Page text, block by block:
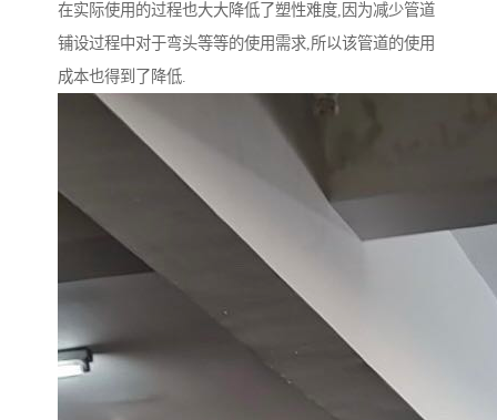
在实际使用的过程也大大降低了塑性难度,因为减少管道
铺设过程中对于弯头等等的使用需求,所以该管道的使用
成本也得到了降低.